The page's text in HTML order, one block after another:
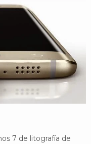
7 de litografía de